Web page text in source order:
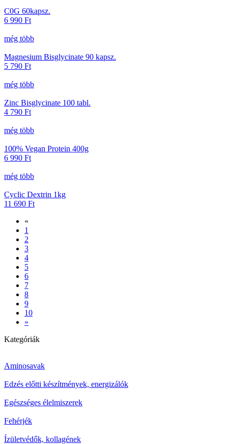
C0G 60kapsz.
6 990 Ft
még több
Magnesium Bisglycinate 90 kapsz.
5 790 Ft
még több
Zinc Bisglycinate 100 tabl.
4 790 Ft
még több
100% Vegan Protein 400g
6 990 Ft
még több
Cyclic Dextrin 1kg
11 690 Ft
«
1
2
3
4
5
6
7
8
9
10
»
Kategóriák
Aminosavak
Edzés előtti készítmények, energizálók
Egészséges élelmiszerek
Fehérjék
Ízületvédők, kollagének